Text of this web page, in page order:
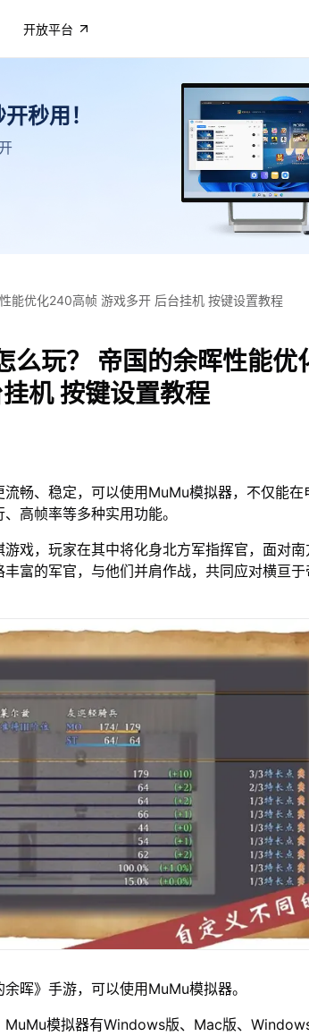
开放平台
秒用！
能优化240高帧 游戏多开 后台挂机 按键设置教程
么玩？ 帝国的余晖性能
机 按键设置教程
畅、稳定，可以使用MuMu模拟器，不仅能在
高帧率等多种实用功能。
游戏，玩家在其中将化身北方军指挥官，面对
富的军官，与他们并肩作战，共同应对横亘于
晖》手游，可以使用MuMu模拟器。
模拟器有Windows版、Mac版、Windows